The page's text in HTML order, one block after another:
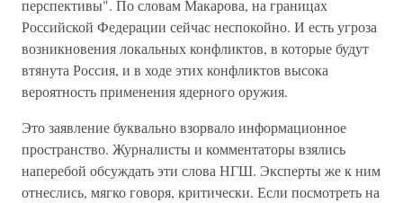
перспективы". По словам Макарова, на границах
Российской Федерации сейчас неспокойно. И есть угроза
возникновения локальных конфликтов, в которые будут
втянута Россия, и в ходе этих конфликтов высока
вероятность применения ядерного оружия.
Это заявление буквально взорвало информационное
пространство. Журналисты и комментаторы взялись
наперебой обсуждать эти слова НГШ. Эксперты же к ним
отнеслись, мягко говоря, критически. Если посмотреть на